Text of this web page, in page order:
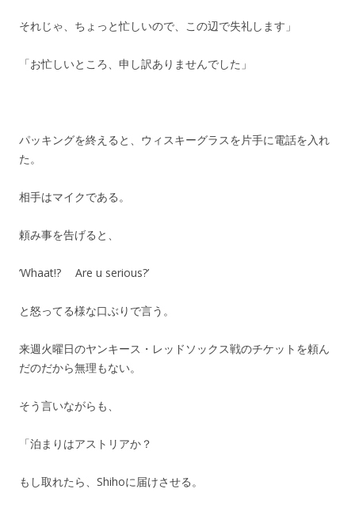
それじゃ、ちょっと忙しいので、この辺で失礼します」
「お忙しいところ、申し訳ありませんでした」
パッキングを終えると、ウィスキーグラスを片手に電話を入れ
た。
相手はマイクである。
頼み事を告げると、
‘Whaat!? Are u serious?’
と怒ってる様な口ぶりで言う。
来週火曜日のヤンキース・レッドソックス戦のチケットを頼ん
だのだから無理もない。
そう言いながらも、
「泊まりはアストリアか？
もし取れたら、Shihoに届けさせる。